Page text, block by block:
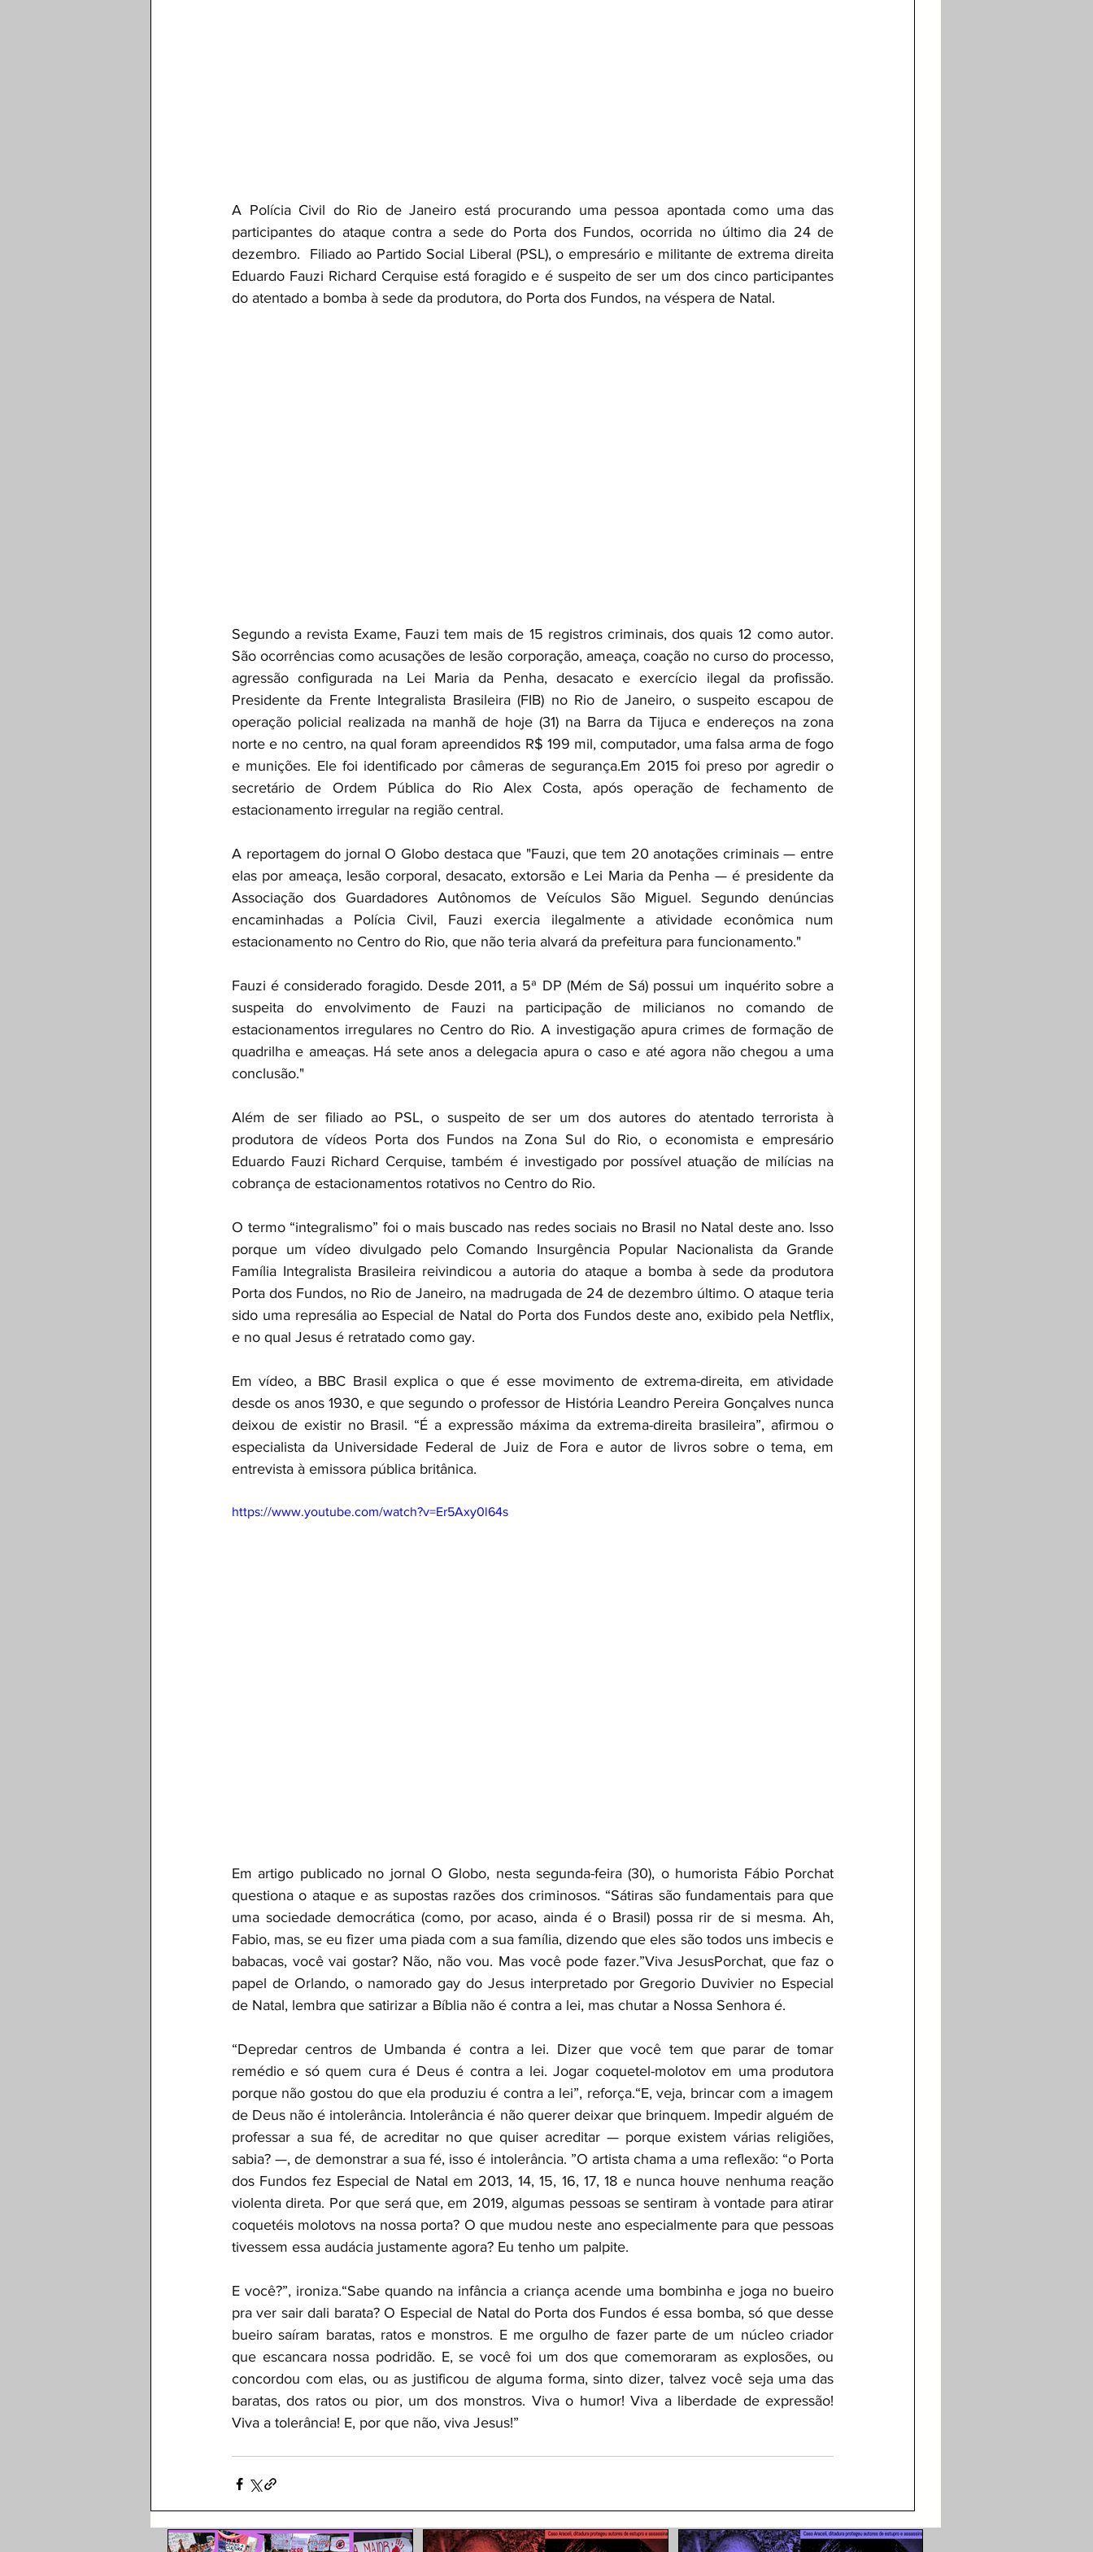
A Polícia Civil do Rio de Janeiro está procurando uma pessoa apontada como uma das
participantes do ataque contra a sede do Porta dos Fundos, ocorrida no último dia 24 de
dezembro.  Filiado ao Partido Social Liberal (PSL), o empresário e militante de extrema direita
Eduardo Fauzi Richard Cerquise está foragido e é suspeito de ser um dos cinco participantes
do atentado a bomba à sede da produtora, do Porta dos Fundos, na véspera de Natal.
Segundo a revista Exame, Fauzi tem mais de 15 registros criminais, dos quais 12 como autor.
São ocorrências como acusações de lesão corporação, ameaça, coação no curso do processo,
agressão configurada na Lei Maria da Penha, desacato e exercício ilegal da profissão.
Presidente da Frente Integralista Brasileira (FIB) no Rio de Janeiro, o suspeito escapou de
operação policial realizada na manhã de hoje (31) na Barra da Tijuca e endereços na zona
norte e no centro, na qual foram apreendidos R$ 199 mil, computador, uma falsa arma de fogo
e munições. Ele foi identificado por câmeras de segurança.Em 2015 foi preso por agredir o
secretário de Ordem Pública do Rio Alex Costa, após operação de fechamento de
estacionamento irregular na região central.
A reportagem do jornal O Globo destaca que "Fauzi, que tem 20 anotações criminais — entre
elas por ameaça, lesão corporal, desacato, extorsão e Lei Maria da Penha — é presidente da
Associação dos Guardadores Autônomos de Veículos São Miguel. Segundo denúncias
encaminhadas a Polícia Civil, Fauzi exercia ilegalmente a atividade econômica num
estacionamento no Centro do Rio, que não teria alvará da prefeitura para funcionamento."
Fauzi é considerado foragido. Desde 2011, a 5ª DP (Mém de Sá) possui um inquérito sobre a
suspeita do envolvimento de Fauzi na participação de milicianos no comando de
estacionamentos irregulares no Centro do Rio. A investigação apura crimes de formação de
quadrilha e ameaças. Há sete anos a delegacia apura o caso e até agora não chegou a uma
conclusão."
Além de ser filiado ao PSL, o suspeito de ser um dos autores do atentado terrorista à
produtora de vídeos Porta dos Fundos na Zona Sul do Rio, o economista e empresário
Eduardo Fauzi Richard Cerquise, também é investigado por possível atuação de milícias na
cobrança de estacionamentos rotativos no Centro do Rio.
O termo “integralismo” foi o mais buscado nas redes sociais no Brasil no Natal deste ano. Isso
porque um vídeo divulgado pelo Comando Insurgência Popular Nacionalista da Grande
Família Integralista Brasileira reivindicou a autoria do ataque a bomba à sede da produtora
Porta dos Fundos, no Rio de Janeiro, na madrugada de 24 de dezembro último. O ataque teria
sido uma represália ao Especial de Natal do Porta dos Fundos deste ano, exibido pela Netflix,
e no qual Jesus é retratado como gay.
Em vídeo, a BBC Brasil explica o que é esse movimento de extrema-direita, em atividade
desde os anos 1930, e que segundo o professor de História Leandro Pereira Gonçalves nunca
deixou de existir no Brasil. “É a expressão máxima da extrema-direita brasileira”, afirmou o
especialista da Universidade Federal de Juiz de Fora e autor de livros sobre o tema, em
entrevista à emissora pública britânica.
https://www.youtube.com/watch?v=Er5Axy0l64s
Em artigo publicado no jornal O Globo, nesta segunda-feira (30), o humorista Fábio Porchat
questiona o ataque e as supostas razões dos criminosos. “Sátiras são fundamentais para que
uma sociedade democrática (como, por acaso, ainda é o Brasil) possa rir de si mesma. Ah,
Fabio, mas, se eu fizer uma piada com a sua família, dizendo que eles são todos uns imbecis e
babacas, você vai gostar? Não, não vou. Mas você pode fazer.”Viva JesusPorchat, que faz o
papel de Orlando, o namorado gay do Jesus interpretado por Gregorio Duvivier no Especial
de Natal, lembra que satirizar a Bíblia não é contra a lei, mas chutar a Nossa Senhora é.
“Depredar centros de Umbanda é contra a lei. Dizer que você tem que parar de tomar
remédio e só quem cura é Deus é contra a lei. Jogar coquetel-molotov em uma produtora
porque não gostou do que ela produziu é contra a lei”, reforça.“E, veja, brincar com a imagem
de Deus não é intolerância. Intolerância é não querer deixar que brinquem. Impedir alguém de
professar a sua fé, de acreditar no que quiser acreditar — porque existem várias religiões,
sabia? —, de demonstrar a sua fé, isso é intolerância. ”O artista chama a uma reflexão: “o Porta
dos Fundos fez Especial de Natal em 2013, 14, 15, 16, 17, 18 e nunca houve nenhuma reação
violenta direta. Por que será que, em 2019, algumas pessoas se sentiram à vontade para atirar
coquetéis molotovs na nossa porta? O que mudou neste ano especialmente para que pessoas
tivessem essa audácia justamente agora? Eu tenho um palpite.
E você?”, ironiza.“Sabe quando na infância a criança acende uma bombinha e joga no bueiro
pra ver sair dali barata? O Especial de Natal do Porta dos Fundos é essa bomba, só que desse
bueiro saíram baratas, ratos e monstros. E me orgulho de fazer parte de um núcleo criador
que escancara nossa podridão. E, se você foi um dos que comemoraram as explosões, ou
concordou com elas, ou as justificou de alguma forma, sinto dizer, talvez você seja uma das
baratas, dos ratos ou pior, um dos monstros. Viva o humor! Viva a liberdade de expressão!
Viva a tolerância! E, por que não, viva Jesus!”